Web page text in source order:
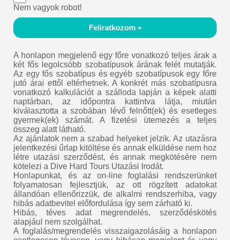
Nem vagyok robot!
Feliratkozom »
A honlapon megjelenő egy főre vonatkozó teljes árak a
két fős legolcsóbb szobatípusok árának felét mutatják.
Az egy fős szobatípus és egyéb szobatípusok egy főre
jutó árai ettől eltérhetnek. A konkrét más szobatípusra
vonatkozó kalkulációt a szálloda lapján a képek alatti
naptárban, az időpontra kattintva látja, miután
kiválasztotta a szobában lévő felnőtt(ek) és esetleges
gyermek(ek) számát. A fizetési ütemezés a teljes
összeg alatt látható.
Az ajánlatok nem a szabad helyeket jelzik. Az utazásra
jelentkezési űrlap kitöltése és annak elküldése nem hoz
létre utazási szerződést, és annak megkötésére nem
kötelezi a Dive Hard Tours Utazási Irodát.
Honlapunkat, és az on-line foglalási rendszerünket
folyamatosan fejlesztjük, az ott rögzített adatokat
állandóan ellenőrizzük, de alkalmi rendszerhiba, vagy
hibás adatbevitel előfordulása így sem zárható ki.
Hibás, téves adat megrendelés, szerződéskötés
alapjául nem szolgálhat.
A foglalás/megrendelés visszaigazolásáig a honlapon